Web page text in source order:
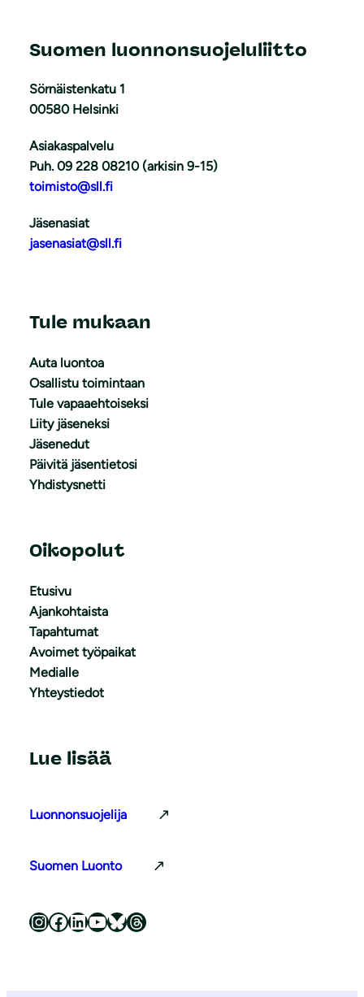
Suomen luonnonsuojeluliitto
Sörnäistenkatu 1
00580 Helsinki
Asiakaspalvelu
Puh. 09 228 08210 (arkisin 9-15)
toimisto@sll.fi
Jäsenasiat
jasenasiat@sll.fi
Tule mukaan
Auta luontoa
Osallistu toimintaan
Tule vapaaehtoiseksi
Liity jäseneksi
Jäsenedut
Päivitä jäsentietosi
Yhdistysnetti
Oikopolut
Etusivu
Ajankohtaista
Tapahtumat
Avoimet työpaikat
Medialle
Yhteystiedot
Lue lisää
Luonnonsuojelija
Suomen Luonto
Luonnonsuojeluliitto Instagramissa Luonnonsuojeluliitto Facebookissa Luonnonsuojeluliitto LinkedInissä Luonnonsuojeluliiton YouTube-kanava Luonnonsuojeluliitto Blueskyssa Luonnonsuojeluliitto Threadsissa